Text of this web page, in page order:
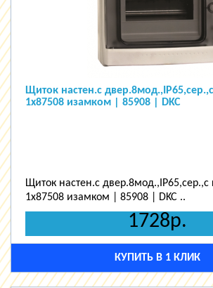
Щиток настен.с
1х87508 изамком | 85908 | DKC
Щиток настен.с двер.8мод.,IP65,сер.,с
1х87508 изамком | 85908 | DKC ..
1728р.
КУПИТЬ В 1 КЛИК